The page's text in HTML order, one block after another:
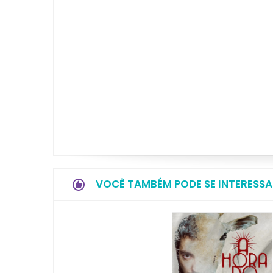
VOCÊ TAMBÉM PODE SE